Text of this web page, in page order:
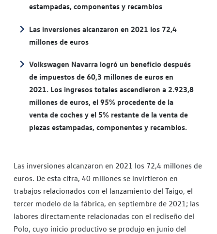
estampadas, componentes y recambios
Las inversiones alcanzaron en 2021 los 72,4
millones de euros
Volkswagen Navarra logró un beneficio después
de impuestos de 60,3 millones de euros en
2021. Los ingresos totales ascendieron a 2.923,8
millones de euros, el 95% procedente de la
venta de coches y el 5% restante de la venta de
piezas estampadas, componentes y recambios.
Las inversiones alcanzaron en 2021 los 72,4 millones de
euros. De esta cifra, 40 millones se invirtieron en
trabajos relacionados con el lanzamiento del Taigo, el
tercer modelo de la fábrica, en septiembre de 2021; las
labores directamente relacionadas con el rediseño del
Polo, cuyo inicio productivo se produjo en junio del